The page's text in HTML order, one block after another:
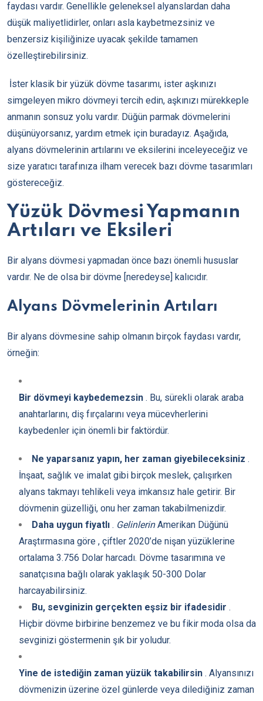
faydası vardır. Genellikle geleneksel alyanslardan daha
düşük maliyetlidirler, onları asla kaybetmezsiniz ve
benzersiz kişiliğinize uyacak şekilde tamamen
özelleştirebilirsiniz.
İster klasik bir yüzük dövme tasarımı, ister aşkınızı
simgeleyen mikro dövmeyi tercih edin, aşkınızı mürekkeple
anmanın sonsuz yolu vardır. Düğün parmak dövmelerini
düşünüyorsanız, yardım etmek için buradayız. Aşağıda,
alyans dövmelerinin artılarını ve eksilerini inceleyeceğiz ve
size yaratıcı tarafınıza ilham verecek bazı dövme tasarımları
göstereceğiz.
Yüzük Dövmesi Yapmanın
Artıları ve Eksileri
Bir alyans dövmesi yapmadan önce bazı önemli hususlar
vardır. Ne de olsa bir dövme [neredeyse] kalıcıdır.
Alyans Dövmelerinin Artıları
Bir alyans dövmesine sahip olmanın birçok faydası vardır,
örneğin:
Bir dövmeyi kaybedemezsin . Bu, sürekli olarak araba
anahtarlarını, diş fırçalarını veya mücevherlerini
kaybedenler için önemli bir faktördür.
Ne yaparsanız yapın, her zaman giyebileceksiniz .
İnşaat, sağlık ve imalat gibi birçok meslek, çalışırken
alyans takmayı tehlikeli veya imkansız hale getirir. Bir
dövmenin güzelliği, onu her zaman takabilmenizdir.
Daha uygun fiyatlı . GelinlerinAmerikan Düğünü
Araştırmasına göre , çiftler 2020’de nişan yüzüklerine
ortalama 3.756 Dolar harcadı. Dövme tasarımına ve
sanatçısına bağlı olarak yaklaşık 50-300 Dolar
harcayabilirsiniz.
Bu, sevginizin gerçekten eşsiz bir ifadesidir .
Hiçbir dövme birbirine benzemez ve bu fikir moda olsa da
sevginizi göstermenin şık bir yoludur.
Yine de istediğin zaman yüzük takabilirsin . Alyansınızı
dövmenizin üzerine özel günlerde veya dilediğiniz zaman